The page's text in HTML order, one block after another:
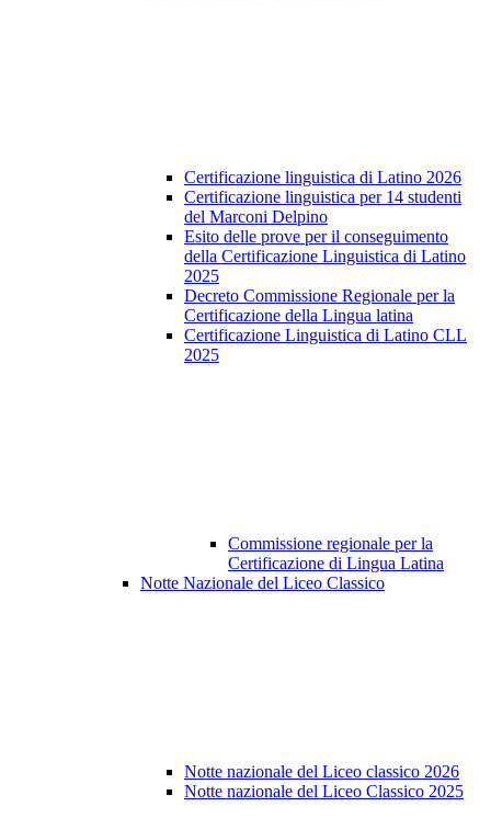
Certificazione linguistica di Latino 2026
Certificazione linguistica per 14 studenti
del Marconi Delpino
Esito delle prove per il conseguimento
della Certificazione Linguistica di Latino
2025
Decreto Commissione Regionale per la
Certificazione della Lingua latina
Certificazione Linguistica di Latino CLL
2025
Commissione regionale per la
Certificazione di Lingua Latina
Notte Nazionale del Liceo Classico
Notte nazionale del Liceo classico 2026
Notte nazionale del Liceo Classico 2025